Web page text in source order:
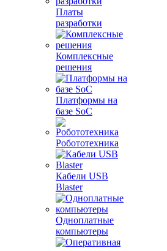
Платы
разработки
Комплексные
решения
Платформы на
базе SoC
Робототехника
Кабели USB
Blaster
Одноплатные
компьютеры